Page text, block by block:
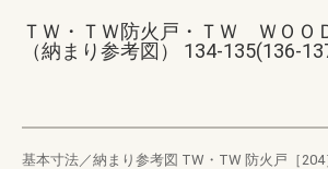
ＴＷ・ＴＷ防火戸・ＴＷ ＷＯＯ
（納まり参考図） 134-135(136-
基本寸法／納まり参考図 TW・TW 防火戸［204